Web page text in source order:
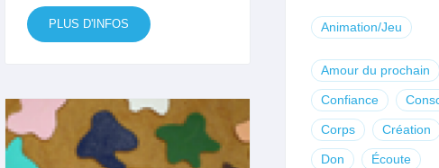
PLUS D'INFOS Animation/Jeu
Amour du prochain
Confiance
Corps Création
Don Écoute